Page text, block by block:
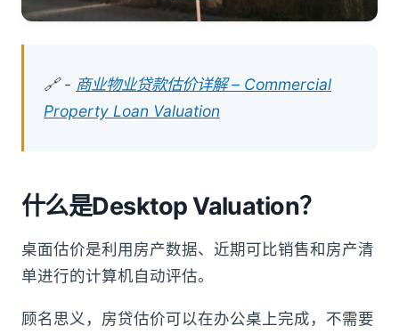
🔗 - 商业物业贷款估价详解 – Commercial
Property Loan Valuation
什么是Desktop Valuation？
桌面估价是利用房产数据、近期可比销售和房产清
单进行的计算机自动评估。
顾名思义，房贷估价可以在办公桌上完成，不需要